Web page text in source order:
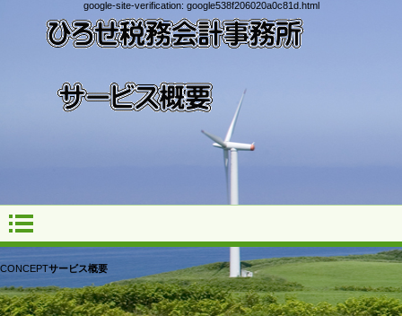
google-site-verification: google538f206020a0c81d.html
CONCEPTサービス概要